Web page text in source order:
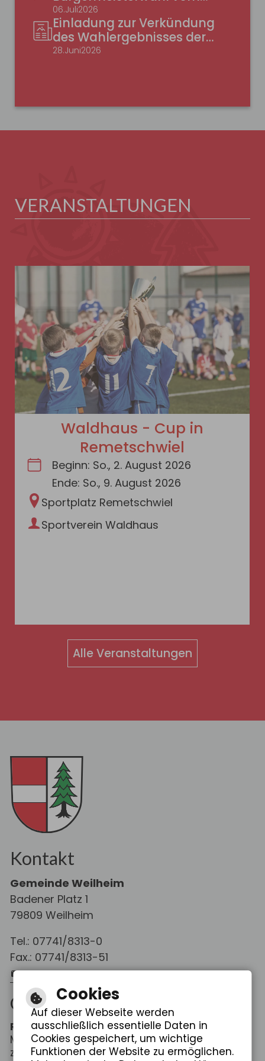
06.Juli2026
05.07.2026
28.Juni2026
Einladung zur Verkündung
des Wahlergebnisses der
Bürgermeisterwahl Weilheim
VERANSTALTUNGEN
Waldhaus - Cup in
Remetschwiel
Beginn: So., 2. August 2026
Ende: So., 9. August 2026
Sportplatz Remetschwiel
Sportverein Waldhaus
Alle Veranstaltungen
Kontakt
Gemeinde Weilheim
Badener Platz 1
79809 Weilheim
Tel.: 07741/8313-0
Fax.: 07741/8313-51
E-Mail schreiben
Öffnungszeiten
Rathaus Weilheim
Mo. - Fr.: 08:00 - 12:00 Uhr
zus. Do.: 14:00 - 18:30 Uhr
Cookies
Auf dieser Webseite werden
ausschließlich essentielle Daten in
Cookies gespeichert, um wichtige
Funktionen der Website zu ermöglichen.